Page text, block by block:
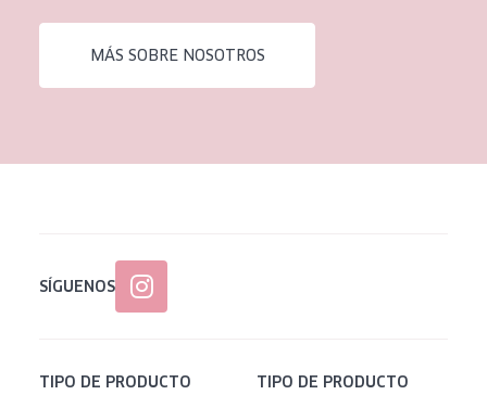
Piel expuesta al sol
Piel menopáusica
Todas las edades
MÁS SOBRE NOSOTROS
SÍGUENOS
TIPO DE PRODUCTO TIPO DE PRODUCTO